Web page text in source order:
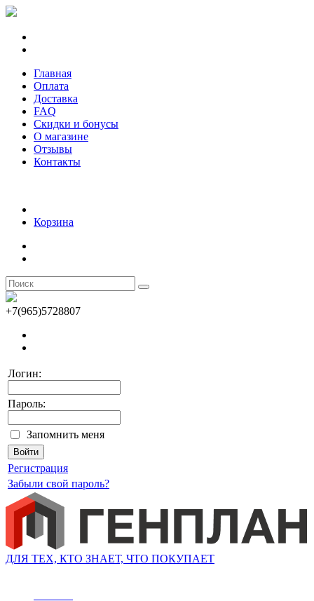
Главная
Оплата
Доставка
FAQ
Скидки и бонусы
О магазине
Отзывы
Контакты
Корзина
+7(965)5728807
Логин:
Пароль:
Запомнить меня
Регистрация
Забыли свой пароль?
ДЛЯ ТЕХ, КТО ЗНАЕТ, ЧТО ПОКУПАЕТ